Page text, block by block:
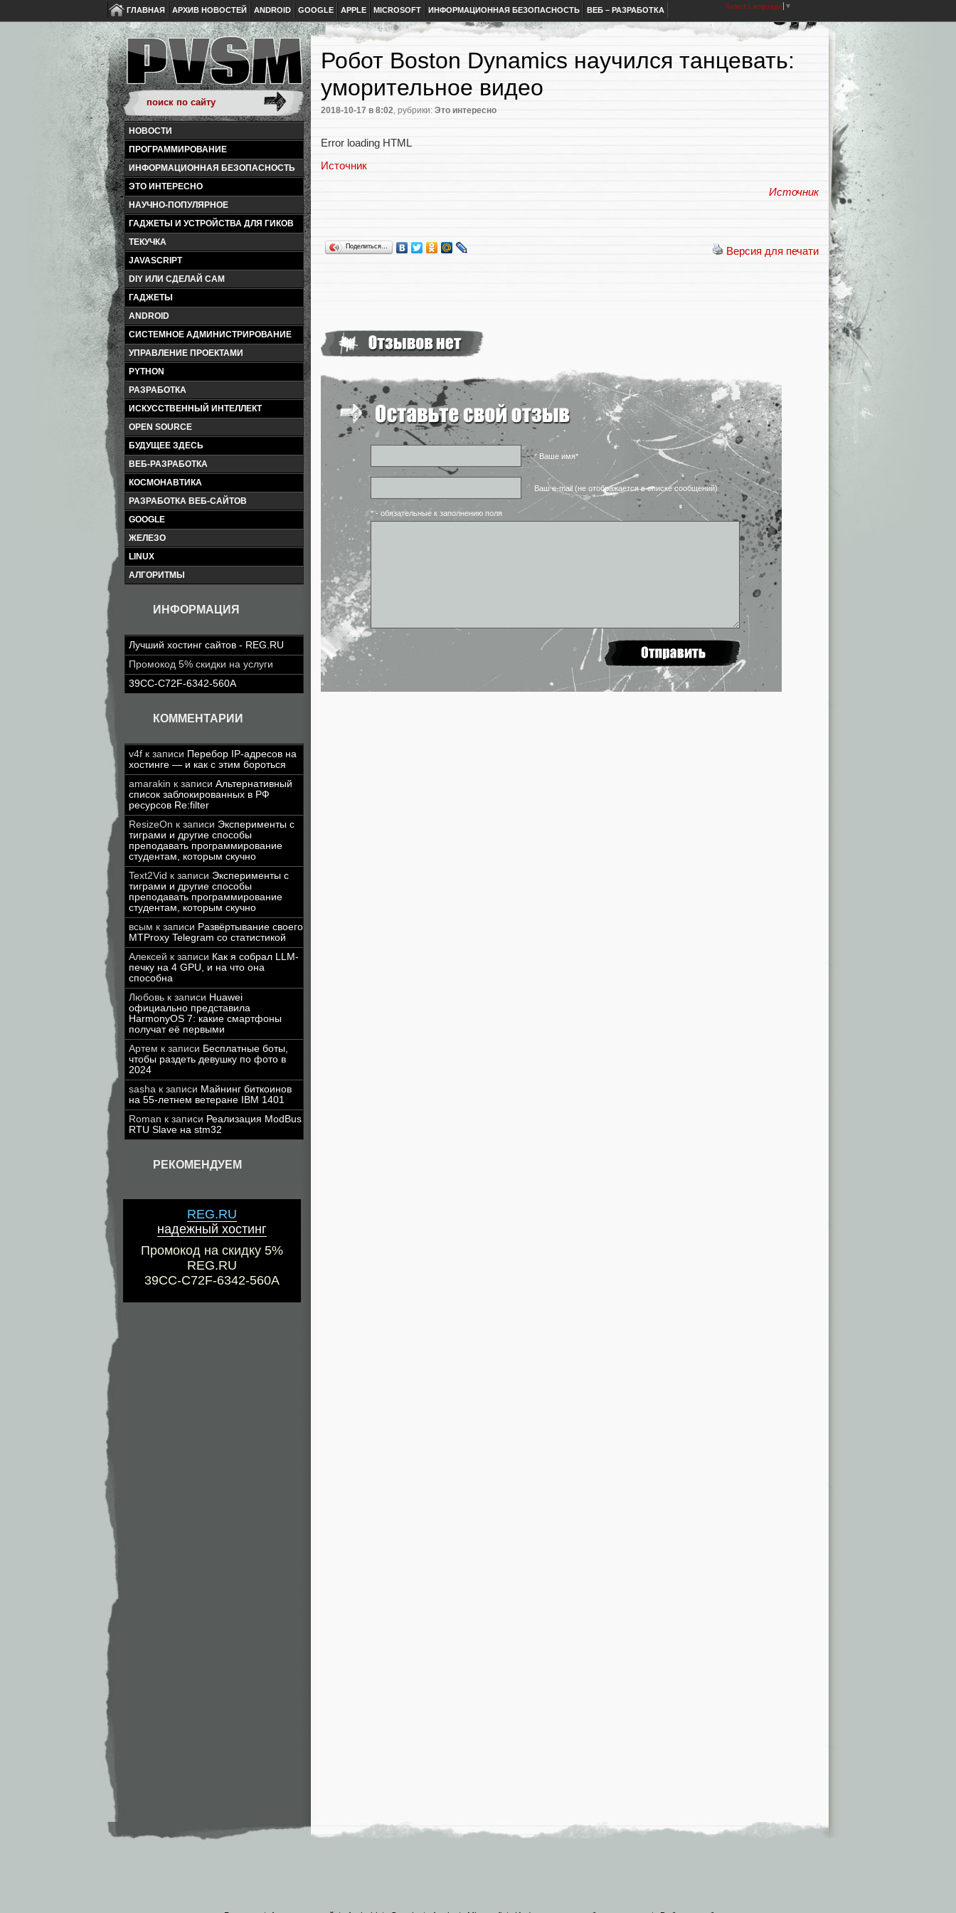
ГЛАВНАЯ АРХИВ НОВОСТЕЙ ANDROID GOOGLE APPLE MICROSOFT ИНФОРМАЦИОННАЯ БЕЗОПАСНОСТЬ ВЕБ – РАЗРАБОТКА Select Language ▼
НОВОСТИ
ПРОГРАММИРОВАНИЕ
ИНФОРМАЦИОННАЯ БЕЗОПАСНОСТЬ
ЭТО ИНТЕРЕСНО
НАУЧНО-ПОПУЛЯРНОЕ
ГАДЖЕТЫ И УСТРОЙСТВА ДЛЯ ГИКОВ
ТЕКУЧКА
JAVASCRIPT
DIY ИЛИ СДЕЛАЙ САМ
ГАДЖЕТЫ
ANDROID
СИСТЕМНОЕ АДМИНИСТРИРОВАНИЕ
УПРАВЛЕНИЕ ПРОЕКТАМИ
PYTHON
РАЗРАБОТКА
ИСКУССТВЕННЫЙ ИНТЕЛЛЕКТ
OPEN SOURCE
БУДУЩЕЕ ЗДЕСЬ
ВЕБ-РАЗРАБОТКА
КОСМОНАВТИКА
РАЗРАБОТКА ВЕБ-САЙТОВ
GOOGLE
ЖЕЛЕЗО
LINUX
АЛГОРИТМЫ
ИНФОРМАЦИЯ
Лучший хостинг сайтов - REG.RU
Промокод 5% скидки на услуги
39CC-C72F-6342-560A
КОММЕНТАРИИ
v4f к записи Перебор IP-адресов на
хостинге — и как с этим бороться
amarakin к записи Альтернативный
список заблокированных в РФ
ресурсов Re:filter
ResizeOn к записи Эксперименты с
тиграми и другие способы
преподавать программирование
студентам, которым скучно
Text2Vid к записи Эксперименты с
тиграми и другие способы
преподавать программирование
студентам, которым скучно
всым к записи Развёртывание своего
MTProxy Telegram со статистикой
Алексей к записи Как я собрал LLM-
печку на 4 GPU, и на что она
способна
Любовь к записи Huawei
официально представила
HarmonyOS 7: какие смартфоны
получат её первыми
Артем к записи Бесплатные боты,
чтобы раздеть девушку по фото в
2024
sasha к записи Майнинг биткоинов
на 55-летнем ветеране IBM 1401
Roman к записи Реализация ModBus
RTU Slave на stm32
РЕКОМЕНДУЕМ
REG.RU
надежный хостинг
Промокод на скидку 5%
REG.RU
39CC-C72F-6342-560A
Робот Boston Dynamics научился танцевать:
уморительное видео
2018-10-17 в 8:02, рубрики: Это интересно
Error loading HTML
Источник
Источник
Версия для печати
Поделиться…
* Ваше имя*
Ваш e-mail (не отображается в списке сообщений)
* - обязательные к заполнению поля